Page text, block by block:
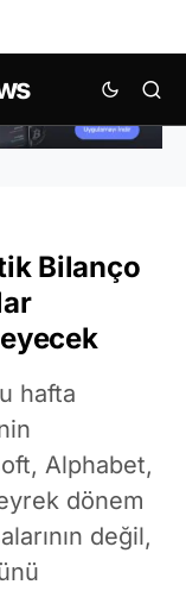
Bilanço
hafta
Alphabet,
dönem
değil,